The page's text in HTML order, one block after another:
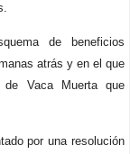
de beneficios
atrás y en el que
Vaca Muerta que
por una resolución